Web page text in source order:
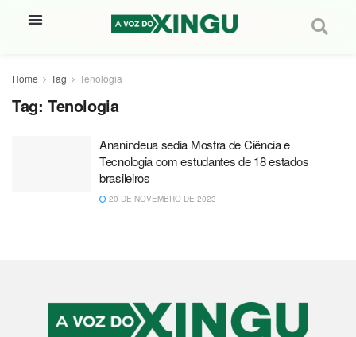
Home Tag Tenologia
Tag: Tenologia
Ananindeua sedia Mostra de Ciência e
Tecnologia com estudantes de 18 estados
brasileiros
20 DE NOVEMBRO DE 2023